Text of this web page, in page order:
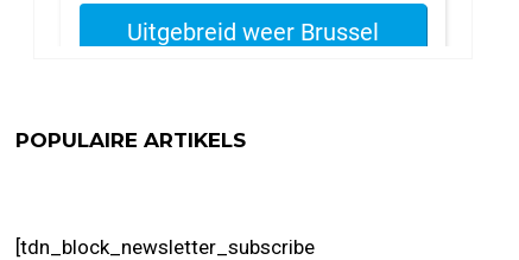
POPULAIRE ARTIKELS
[tdn_block_newsletter_subscribe title_text="NIEUWSBRIEF" description="RWxrZSUyMGRhZyUyMGhldCUyMGxldWtzdGUlMjBuaWV1d3MlMjBpbiUyMGpvdXclMjBtYWlsYm94JTIwb250dmFuZ2VuJTNG" input_placeholder="Your email address" btn_text="Subscribe" tds_newsletter2-image="100685" tds_newsletter2-image_bg_color="#c3ecff" tds_newsletter3-input_bar_display="row" tds_newsletter4-image="100686" tds_newsletter4-image_bg_color="#fffbcf" tds_newsletter4-btn_bg_color="#f3b700" tds_newsletter4-check_accent="#f3b700" tds_newsletter5-tdicon="tdc-font-fa tdc-font-fa-envelope-o" tds_newsletter5-btn_bg_color="#000000" tds_newsletter5-btn_bg_color_hover="#4db2ec" tds_newsletter5-check_accent="#000000" tds_newsletter6-input_bar_display="row" tds_newsletter6-btn_bg_color="#da1414" tds_newsletter6-check_accent="#da1414" tds_newsletter7-image="100687" tds_newsletter7-btn_bg_color="#1c69ad" tds_newsletter7-check_accent="#1c69ad" tds_newsletter7-f_title_font_size="20" tds_newsletter7-f_title_font_line_height="28px" tds_newsletter8-input_bar_display="row" tds_newsletter8-btn_bg_color="#00649e" tds_newsletter8-btn_bg_color_hover="#21709e" tds_newsletter8-check_accent="#00649e" embedded_form_code="JTNDc3R5bGUlM0UlMEElMjAlMjAlMjAlMjAlNDBpbXBvcnQlMjB1cmwoJ2h0dHBzJTNBJTJGJTJGZm9udHMubWFpbGVybGl0ZS5jb20lMkZjc3MlM0ZmYW1pbHklM0RPcGVuJTJCU2FucyUzQTQwMCUyQzQwMGklMkM3MDAlMkM3MDBpJTI2c3Vic2V0JTNEY3lyaWxsaWMlMkNjeXJpbGxpYy1leHQlMkNsYXRpbi1leHQnKSUzQiUwQSUyMCUyMCUyMCUyMCUyM21sYjItMTUxMzQ1OTklMkMlMEElMjAlMjAlMjAlMjAlMjNtbGIyLTE1MTM0NTk5JTIwKiUyQyUwQSUyMCUyMCUyMCUyMCUyM21sYjItMTUxMzQ1OTklMjBhJTNBaG92ZXIlMkMlMEElMjAlMjAlMjAlMjAlMjNtbGIyLTE1MTM0NTk5JTIwYSUzQXZpc2l0ZWQlMkMlMEElMjAlMjAlMjAlMjAlMjNtbGIyLTE1MTM0NTk5JTIwYSUzQWZvY3VzJTJDJTBBJTIwJTIwJTIwJTIwJTIzbWxiMi0xNTEzNDU5OSUyMGElM0FhY3RpdmUlMjAlN0IlMEElMjAlMjAlMjAlMjAlMjAlMjAlMjAlMjBvdmVyZmxvdyUzQSUyMHZpc2libGUlM0IlMEElMjAlMjAlMjAlMjAlMjAlMjAlMjAlMjBwb3NpdGlvbiUzQSUyMHN0YXRpYyUzQiUwQSUyMCUyMCUyMCUyMCUyMCUyMCUyMCUyMGJhY2tncm91bmQlM0ElMjBub25lJTNCJTBBJTIwJTIwJTIwJTIwJTIwJTIwJTIwJTIwYm9yZGVyJTNBJTIwbm9uZSUzQiUwQSUyMCUyMCUyMCUyMCUyMCUyMCUyMCUyMGJvdHRvbSUzQSUyMGF1dG8lM0IlMEElMjAlMjAlMjAlMjAlMjAlMjAlMjAlMjBjbGVhciUzQSUyMG5vbmUlM0IlMEElMjAlMjAlMjAlMjAlMjAlMjAlMjAlMjBjdXJzb3IlM0ElMjBkZWZhdWx0JTNCJTBBJTIwJTIwJTIwJTIwJTIwJTIwJTIwJTIwZmxvYXQlM0ElMjBub25lJTNCJTBBJTIwJTIwJTIwJTIwJTIwJTIwJTIwJTIwbGV0dGVyLXNwYWNpbmclM0ElMjBub3JtYWwlM0IlMEElMjAlMjAlMjAlMjAlMjAlMjAlMjAlMjBsaW5lLWhlaWdodCUzQSUyMG5vcm1hbCUzQiUwQSUyMCUyMCUyMCUyMCUyMCUyMCUyMCUyMHRleHQtYWxpZ24lM0ElMjBsZWZ0JTNCJTBBJTIwJTIwJTIwJTIwJTIwJTIwJTIwJTIwdGV4dC1pbmRlbnQlM0ElMjAwJTNCJTBBJTIwJTIwJTIwJTIwJTIwJTIwJTIwJTIwdGV4dC10cmFuc2Zvcm0lM0ElMjBub25lJTNCJTBBJTIwJTIwJTIwJTIwJTIwJTIwJTIwJTIwdmlzaWJpbGl0eSUzQSUyMHZpc2libGUlM0IlMEElMjAlMjAlMjAlMjAlMjAlMjAlMjAlMjB3aGl0ZS1zcGFjZSUzQSUyMG5vcm1hbCUzQiUwQSUyMCUyMCUyMCUyMCUyMCUyMCUyMCUyMG1heC1oZWlnaHQlM0ElMjBub25lJTNCJTBBJTIwJTIwJTIwJTIwJTIwJTIwJTIwJTIwbWF4LXdpZHRoJTNBJTIwbm9uZSUzQiUwQSUyMCUyMCUyMCUyMCUyMCUyMCUyMCUyMGxlZnQlM0ElMjBhdXRvJTNCJTBBJTIwJTIwJTIwJTIwJTIwJTIwJTIwJTIwbWluLWhlaWdodCUzQSUyMDAlM0IlMEElMjAlMjAlMjAlMjAlMjAlMjAlMjAlMjBtaW4td2lkdGglM0ElMjAwJTNCJTBBJTIwJTIwJTIwJTIwJTIwJTIwJTIwJTIwcmlnaHQlM0ElMjBhdXRvJTNCJTBBJTIwJTIwJTIwJTIwJTIwJTIwJTIwJTIwdG9wJTNBJTIwYXV0byUzQiUwQSUyMCUyMCUyMCUyMCUyMCUyMCUyMCUyMHdpZHRoJTNBJTIwYXV0byUzQiUwQSUyMCUyMCUyMCUyMCUyMCUyMCUyMCUyMHotaW5kZXglM0ElMjBhdXRvJTNCJTBBJTIwJTIwJTIwJTIwJTIwJTIwJTIwJTIwdGV4dC1zaGFkb3clM0ElMjBub25lJTNCJTBBJTIwJTIwJTIwJTIwJTIwJTIwJTIwJTIwYm94LXNoYWRvdyUzQSUyMG5vbmUlM0IlMEElMjAlMjAlMjAlMjAlMjAlMjAlMjAlMjBvdXRsaW5lJTNBJTIwbWVkaXVtJTIwbm9uZSUzQiUwQSUyMCUyMCUyMCUyMCU3RCUwQSUyMCUyMCUyMCUyMCUwQSUyMCUyMCUyMCUyMCUyM21sYjItMTUxMzQ1OTklMjBhJTNBaG92ZXIlMjAlN0IlMEElMjAlMjAlMjAlMjAlMjAlMjAlMjAlMjBjdXJzb3IlM0ElMjBwb2ludGVyJTIwIWltcG9ydGFudCUzQiUwQSUyMCUyMCUyMCUyMCU3RCUwQSUyMCUyMCUyMCUyMCUwQSUyMCUyMCUyMCUyMCUyM21sYjItMTUxMzQ1OTklMjBoNCUyMCU3QiUwQSUyMCUyMCUyMCUyMCUyMCUyMCUyMCUyMGZvbnQtd2VpZ2h0JTNBJTIwbm9ybWFsJTNCJTBBJTIwJTIwJTIwJTIwJTdEJTBBJTIwJTIwJTIwJTIwJTBBJTIwJTIwJTIwJTIwJTIzbWxiMi0xNTEzNDU5OSUyMC5zdWJzY3JpYmUtZm9ybSUyMCU3QiUwQSUyMCUyMCUyMCUyMCUyMCUyMCUyMCUyMHBhZGRpbmclM0ElMjAyMHB4JTNCJTBBJTIwJTIwJTIwJTIwJTIwJTIwJTIwJTIwd2lkdGglM0ElMjAzNDBweCUyMCFpbXBvcnRhbnQlM0IlMEElMjAlMjAlMjAlMjAlMjAlMjAlMjAlMjBib3JkZXIlM0ElMjAycHglMjBzb2xpZCUyMCUyM0Y2RjZGNiUyMCFpbXBvcnRhbnQlM0IlMEElMjAlMjAlMjAlMjAlMjAlMjAlMjAlMjBiYWNrZ3JvdW5kJTNBJTIwJTIzRkFGQUZBJTIwbm9uZSUyMCFpbXBvcnRhbnQlM0IlMEElMjAlMjAlMjAlMjAlMjAlMjAlMjAlMjBib3JkZXItcmFkaXVzJTNBJTIwMHB4JTIwIWltcG9ydGFudCUzQiUwQSUyMCUyMCUyMCUyMCUyMCUyMCUyMCUyMGJveC1zaXppbmclM0ElMjBib3JkZXItYm94JTIwIWltcG9ydGFudCUzQiUwQSUyMCUyMCUyMCUyMCU3RCUwQSUyMCUyMCUyMCUyMCUwQSUyMCUyMCUyMCUyMCUyM21sYjItMTUxMzQ1OTklMjAubWwtYmxvY2stZm9ybSUyMCU3QiUwQSUyMCUyMCUyMCUyMCUyMCUyMCUyMCUyMG1hcmdpbi1ib3R0b20lM0ElMjAwcHglM0IlMEElMjAlMjAlMjAlMjAlN0QlMEElMjAlMjAlMjAlMjAlMEElMjAlMjAlMjAlMjAlMjNtbGIyLTE1MTM0NTk5JTIwLnN1YnNjcmliZS1mb3JtJTIwLmZvcm0tc2VjdGlvbiUyMCU3QiUwQSUyMCUyMCUyMCUyMCUyMCUyMCUyMCUyMG1hcmdpbi1ib3R0b20lM0ElMjAyMHB4JTNCJTBBJTIwJTIwJTIwJTIwJTIwJTIwJTIwJTIwd2lkdGglM0ElMjAxMDAlMjUlM0IlMEElMjAlMjAlMjAlMjAlN0QlMEElMjAlMjAlMjAlMjAlMEElMjAlMjAlMjAlMjAlMjNtbGIyLTE1MTM0NTk5JTIwLnN1YnNjcmliZS1mb3JtJTIwLmZvcm0tc2VjdGlvbi5tYjEwJTIwJTdCJTBBJTIwJTIwJTIwJTIwJTIwJTIwJTIwJTIwbWFyZ2luLWJvdHRvbSUzQSUyMDEwcHglM0IlMEElMjAlMjAlMjAlMjAlMjAlMjAlMjAlMjBmbG9hdCUzQSUyMGxlZnQlM0IlMEElMjAlMjAlMjAlMjAlN0QlMEElMjAlMjAlMjAlMjAlMEElMjAlMjAlMjAlMjAlMjNtbGIyLTE1MTM0NTk5JTIwLnN1YnNjcmliZS1mb3JtJTIwLmZvcm0tc2VjdGlvbi5tYjAlMjAlN0IlMEElMjAlMjAlMjAlMjAlMjAlMjAlMjAlMjBtYXJnaW4tYm90dG9tJTNBJTIwMHB4JTNCJTBBJTIwJTIwJTIwJTIwJTdEJTBBJTIwJTIwJTIwJTIwJTBBJTIwJTIwJTIwJTIwJTIzbWxiMi0xNTEzNDU5OSUyMC5zdWJzY3JpYmUtZm9ybSUyMC5mb3JtLXNlY3Rpb24lMjBoNCUyMCU3QiUwQSUyMCUyMCUyMCUyMCUyMCUyMCUyMCUyMG1hcmdpbiUzQSUyMDBweCUyMDBweCUyMDEwcHglMjAwcHglMjAhaW1wb3J0YW50JTNCJTBBJTIwJTIwJTIwJTIwJTIwJTIwJTIwJTIwcGFkZGluZyUzQSUyMDBweCUyMCFpbXBvcnRhbnQlM0IlMEElMjAlMjAlMjAlMjAlMjAlMjAlMjAlMjBjb2xvciUzQSUyMCUyMzRENEQ0RCUyMCFpbXBvcnRhbnQlM0IlMEElMjAlMjAlMjAlMjAlMjAlMjAlMjAlMjBmb250LWZhbWlseSUzQSUyMCdPcGVuJTIwU2FucyclMkMlMjBzYW5zLXNlcmlmJTIwIWltcG9ydGFudCUzQiUwQSUyMCUyMCUyMCUyMCUyMCUyMCUyMCUyMGZvbnQtc2l6ZSUzQSUyMDI4cHglMjAhaW1wb3J0YW50JTNCJTBBJTIwJTIwJTIwJTIwJTIwJTIwJTIwJTIwbGluZS1oZWlnaHQlM0ElMjAxMDAlMjUlM0IlMEElMjAlMjAlMjAlMjAlMjAlMjAlMjAlMjB0ZXh0LWFsaWduJTNBJTIwbGVmdCUyMCFpbXBvcnRhbnQlM0IlMEElMjAlMjAlMjAlMjAlN0QlMEElMjAlMjAlMjAlMjAlMEElMjAlMjAlMjAlMjAlMjNtbGIyLTE1MTM0NTk5JTIwLnN1YnNjcmliZS1mb3JtJTIwLmZvcm0tc2VjdGlvbiUyMHAlMkMlMEElMjAlMjAlMjAlMjAlMjNtbGIyLTE1MTM0NTk5JTIwLnN1YnNjcmliZS1mb3JtJTIwLmZvcm0tc2VjdGlvbiUyMGxpJTIwJTdCJTBBJTIwJTIwJTIwJTIwJTIwJTIwJTIwJTIwbGluZS1oZWlnaHQlM0ElMjAxNTAlMjUlM0IlMEElMjAlMjAlMjAlMjAlMjAlMjAlMjAlMjBwYWRkaW5nJTNBJTIwMHB4JTIwIWltcG9ydGFudCUzQiUwQSUyMCUyMCUyMCUyMCUyMCUyMCUyMCUyMG1hcmdpbiUzQSUyMDBweCUyMDBweCUyMDEwcHglMjAwcHglM0IlMEElMjAlMjAlMjAlMjAlMjAlMjAlMjAlMjBjb2xvciUzQSUyMCUyMzAwMDAwMCUyMCFpbXBvcnRhbnQlM0IlMEElMjAlMjAlMjAlMjAlMjAlMjAlMjAlMjBmb250LWZhbWlseSUzQSUyMCdPcGVuJTIwU2FucyclMkMlMjBzYW5zLXNlcmlmJTIwIWltcG9ydGFudCUzQiUwQSUyMCUyMCUyMCUyMCUyMCUyMCUyMCUyMGZvbnQtc2l6ZSUzQSUyMDE0cHglMjAhaW1wb3J0YW50JTNCJTBBJTIwJTIwJTIwJTIwJTdEJTBBJTIwJTIwJTIwJTIwJTBBJTIwJTIwJTIwJTIwJTIzbWxiMi0xNTEzNDU5OSUyMC5zdWJzY3JpYmUtZm9ybSUyMC5mb3JtLXNlY3Rpb24lMjBhJTIwJTdCJTBBJTIwJTIwJTIwJTIwJTIwJTIwJTIwJTIwZm9udC1zaXplJTNBJTIwMTRweCUzQiUwQSUyMCUyMCUyMCUyMCU3RCUwQSUyMCUyMCUyMCUyMCUwQSUyMCUyMCUyMCUyMCUyM21sYjItMTUxMzQ1OTklMjAuc3Vic2NyaWJlLWZvcm0lMjAuZm9ybS1zZWN0aW9uJTIwLmNvbmZpcm1hdGlvbl9jaGVja2JveCUyMCU3QiUwQSUyMCUyMCUyMCUyMCUyMCUyMCUyMCUyMGxpbmUtaGVpZ2h0JTNBJTIwMTUwJTI1JTNCJTBBJTIwJTIwJTIwJTIwJTIwJTIwJTIwJTIwcGFkZGluZyUzQSUyMDBweCUyMCFpbXBvcnRhbnQlM0IlMEElMjAlMjAlMjAlMjAlMjAlMjAlMjAlMjBtYXJnaW4lM0ElMjAwcHglMjAwcHglMjAxNXB4JTIwMHB4JTIwIWltcG9ydGFudCUzQiUwQSUyMCUyMCUyMCUyMCUyMCUyMCUyMCUyMGNvbG9yJTNBJTIwJTIzMDAwMDAwJTIwIWltcG9ydGFudCUzQiUwQSUyMCUyMCUyMCUyMCUyMCUyMCUyMCUyMGZvbnQtZmFtaWx5JTNBJTIwJ09wZW4lMjBTYW5zJyUyQyUyMHNhbnMtc2VyaWYlMjAhaW1wb3J0YW50JTNCJTBBJTIwJTIwJTIwJTIwJTIwJTIwJTIwJTIwZm9udC1zaXplJTNBJTIwMTJweCUyMCFpbXBvcnRhbnQlM0IlMEElMjAlMjAlMjAlMjAlMjAlMjAlMjAlMjBmb250LXdlaWdodCUzQSUyMG5vcm1hbCUyMCFpbXBvcnRhbnQlM0IlMEElMjAlMjAlMjAlMjAlN0QlMEElMjAlMjAlMjAlMjAlMEElMjAlMjAlMjAlMjAlMjNtbGIyLTE1MTM0NTk5JTIwLnN1YnNjcmliZS1mb3JtJTIwLmZvcm0tc2VjdGlvbiUyMC5jb25maXJtYXRpb25fY2hlY2tib3glMjBpbnB1dCU1QnR5cGUlM0QlMjJjaGVja2JveCUyMiU1RCUyMCU3QiUwQSUyMCUyMCUyMCUyMCUyMCUyMCUyMCUyMGRpc3BsYXklM0ElMjBpbmxpbmUtYmxvY2slM0IlMEElMjAlMjAlMjAlMjAlMjAlMjAlMjAlMjBtYXJnaW4tcmlnaHQlM0ElMjA1cHglMjAhaW1wb3J0YW50JTNCJTBBJTIwJTIwJTIwJTIwJTIwJTIwJTIwJTIwb3BhY2l0eSUzQSUyMDElM0IlMEElMjAlMjAlMjAlMjAlMjAlMjAlMjAlMjAtd2Via2l0LWFwcGVhcmFuY2UlM0ElMjBjaGVja2JveCUzQiUwQSUyMCUyMCUyMCUyMCUyMCUyMCUyMCUyMC1tb3otYXBwZWFyYW5jZSUzQSUyMGNoZWNrYm94JTNCJTBBJTIwJTIwJTIwJTIwJTIwJTIwJTIwJTIwYXBwZWFyYW5jZSUzQSUyMGNoZWNrYm94JTNCJTBBJTIwJTIwJTIwJTIwJTdEJTBBJTIwJTIwJTIwJTIwJTBBJTIwJTIwJTIwJTIwJTIzbWxiMi0xNTEzNDU5OSUyMC5zdWJzY3JpYmUtZm9ybSUyMC5mb3JtLXNlY3Rpb24lMjAuZm9ybS1ncm91cCUyMCU3QiUwQSUyMCUyMCUyMCUyMCUyMCUyMCUyMCUyMG1hcmdpbi1ib3R0b20lM0ElMjAxNXB4JTNCJTBBJTIwJTIwJTIwJTIwJTdEJTBBJTIwJTIwJTIwJTIwJTBBJTIwJTIwJTIwJTIwJTIzbWxiMi0xNTEzNDU5OSUyMC5zdWJzY3JpYmUtZm9ybSUyMC5mb3JtLXNlY3Rpb24lMjAuZm9ybS1ncm91cCUyMGxhYmVsJTIwJTdCJTBBJTIwJTIwJTIwJTIwJTIwJTIwJTIwJTIwZmxvYXQlM0ElMjBsZWZ0JTNCJTBBJTIwJTIwJTIwJTIwJTIwJTIwJTIwJTIwbWFyZ2luLWJvdHRvbSUzQSUyMDEwcHglM0IlMEElMjAlMjAlMjAlMjAlMjAlMjAlMjAlMjB3aWR0aCUzQSUyMDEwMCUyNSUzQiUwQSUyMCUyMCUyMCUyMCUyMCUyMCUyMCUyMGxpbmUtaGVpZ2h0JTNBJTIwMTAwJTI1JTNCJTBBJTIwJTIwJTIwJTIwJTIwJTIwJTIwJTIwY29sb3IlM0ElMjAlMjMwMDAwMDAlMjAhaW1wb3J0YW50JTNCJTBBJTIwJTIwJTIwJTIwJTIwJTIwJTIwJTIwZm9udC1mYW1pbHklM0ElMjAnT3BlbiUyMFNhbnMnJTJDJTIwc2Fucy1zZXJpZiUyMCFpbXBvcnRhbnQlM0IlMEElMjAlMjAlMjAlMjAlMjAlMjAlMjAlMjBmb250LXNpemUlM0ElMjAxNHB4JTIwIWltcG9ydGFudCUzQiUwQSUyMCUyMCUyMCUyMCU3RCUwQSUyMCUyMCUyMCUyMCUwQSUyMCUyMCUyMCUyMCUyM21sYjItMTUxMzQ1OTklMjAuc3Vic2NyaWJlLWZvcm0lMjAuZm9ybS1zZWN0aW9uJTIwLmNoZWNrYm94JTIwJTdCJTBBJTIwJTIwJTIwJTIwJTIwJTIwJTIwJTIwd2lkdGglM0ElMjAxMDAlMjUlM0IlMEElMjAlMjAlMjAlMjAlMjAlMjAlMjAlMjBtYXJnaW4lM0ElMjAwcHglMjAwcHglMjAxMHB4JTIwMHB4JTNCJTBBJTIwJTIwJTIwJTIwJTdEJTBBJTIwJTIwJTIwJTIwJTBBJTIwJTIwJTIwJTIwJTIzbW